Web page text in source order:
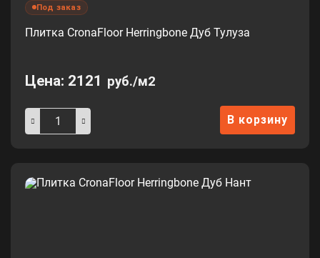
Под заказ
Плитка CronaFloor Herringbone Дуб Тулуза
Цена: 2121 руб./м2
В корзину